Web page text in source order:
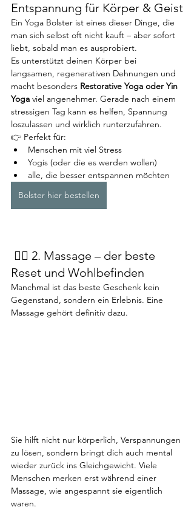
Entspannung für Körper & Geist
Ein Yoga Bolster ist eines dieser Dinge, die
man sich selbst oft nicht kauft – aber sofort
liebt, sobald man es ausprobiert.
Es unterstützt deinen Körper bei
langsamen, regenerativen Dehnungen und
macht besonders Restorative Yoga oder Yin
Yoga viel angenehmer. Gerade nach einem
stressigen Tag kann es helfen, Spannung
loszulassen und wirklich runterzufahren.
👉 Perfekt für:
Menschen mit viel Stress
Yogis (oder die es werden wollen)
alle, die besser entspannen möchten
Bolster hier bestellen
Reset und Wohlbefinden
Manchmal ist das beste Geschenk kein
Gegenstand, sondern ein Erlebnis. Eine
Massage gehört definitiv dazu.
Sie hilft nicht nur körperlich, Verspannungen
zu lösen, sondern bringt dich auch mental
wieder zurück ins Gleichgewicht. Viele
Menschen merken erst während einer
Massage, wie angespannt sie eigentlich
waren.